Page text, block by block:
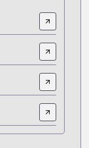
0cfb-4837-
B0CR6KV66X
manga/boruto-